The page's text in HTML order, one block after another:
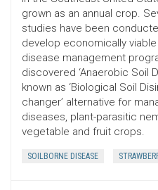
grown as an annual crop.
studies have been
develop economically
disease management
discovered ‘Anaerobic Soil
known as ‘Biological Soil
changer’ alternative for
diseases, plant-parasitic
vegetable and fruit crops.
SOILBORNE DISEASE